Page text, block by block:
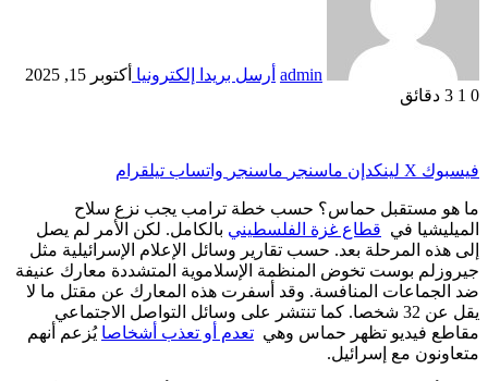
admin أرسل بريدا إلكترونيا أكتوبر 15, 2025
0
3 دقائق
فيسبوك ‫X لينكدإن ماسنجر ماسنجر واتساب تيلقرام
ما هو مستقبل حماس؟ حسب خطة ترامب يجب نزع سلاح
الميليشيا في قطاع غزة الفلسطيني بالكامل. لكن الأمر لم يصل
إلى هذه المرحلة بعد. حسب تقارير وسائل الإعلام الإسرائيلية مثل
جيروزلم بوست تخوض المنظمة الإسلاموية المتشددة معارك عنيفة
ضد الجماعات المنافسة. وقد أسفرت هذه المعارك عن مقتل ما لا
يقل عن 32 شخصا. كما تنتشر على وسائل التواصل الاجتماعي
مقاطع فيديو تظهر حماس وهي تعدم أو تعذب أشخاصا يُزعم أنهم
متعاونون مع إسرائيل.